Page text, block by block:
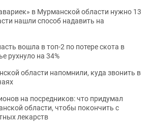
в Мурманской области нужно 13
нашли способ надавить на
вошла в топ-2 по потере скота в
рухнуло на 34%
области напомнили, куда звонить в
на посредников: что придумал
области, чтобы покончить с
лекарств